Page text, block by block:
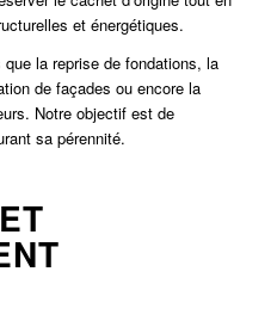
et énergétiques.
la reprise de fondations, la
de façades ou encore la
Notre objectif est de
sa pérennité.